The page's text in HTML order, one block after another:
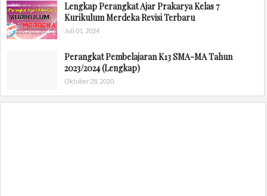
Lengkap Perangkat Ajar Prakarya Kelas 7
Kurikulum Merdeka Revisi Terbaru
Juli 01, 2024
Perangkat Pembelajaran K13 SMA-MA Tahun
2023/2024 (Lengkap)
Oktober 28, 2020